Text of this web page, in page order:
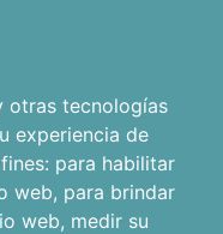
otras tecnologías
experiencia de
para habilitar
web, para brindar
web, medir su